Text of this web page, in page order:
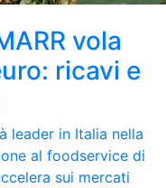
vola
ricavi e
leader in Italia nella
al foodservice di
sui mercati